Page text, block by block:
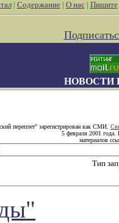
| Содержание| О нас| Пишите
НОВОСТИ
переплет" зарегистрирован как СМИ.
5 февраля 2001 года.
материалов
Тип